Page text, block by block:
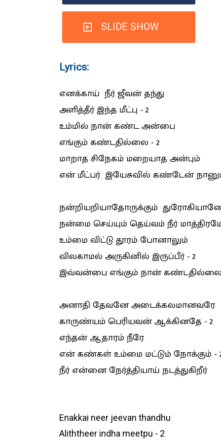
SLIDE SHOW
Lyrics:
எனக்காய் நீர் ஜீவன் தந்து
அளித்தீர் இந்த மீட்பு - 2
உம்மில் நான் கண்ட அன்பை
எங்கும் கண்டதில்லை - 2
மாறாத சிநேகம் மறையாத அன்பும்
என் மீட்பர் இயேசுவில் கண்டேன்
நன்றியறியாதோருக்கும்
நன்மை செய்யும் தெய்வம் நீர்
உம்மை விட்டு தூரம் போனாலும்
விலகாமல் அருகினில் இருப்பீர் - 2
இவ்வன்பை எங்கும் நான் கண்டதில்லை
அனாதி தேவனே அடைக்கலமானவரே
காருண்யம் பெரியவன் ஆக்கினதே - 2
எந்தன் ஆதாரம் நீரே
என் கண்கள் உம்மை மட்டும் நோக்கும் -
நீர் என்னை நேர்த்தியாய் நடத்துகிறீர்
Enakkai neer jeevan thandhu
Aliththeer indha meetpu - 2